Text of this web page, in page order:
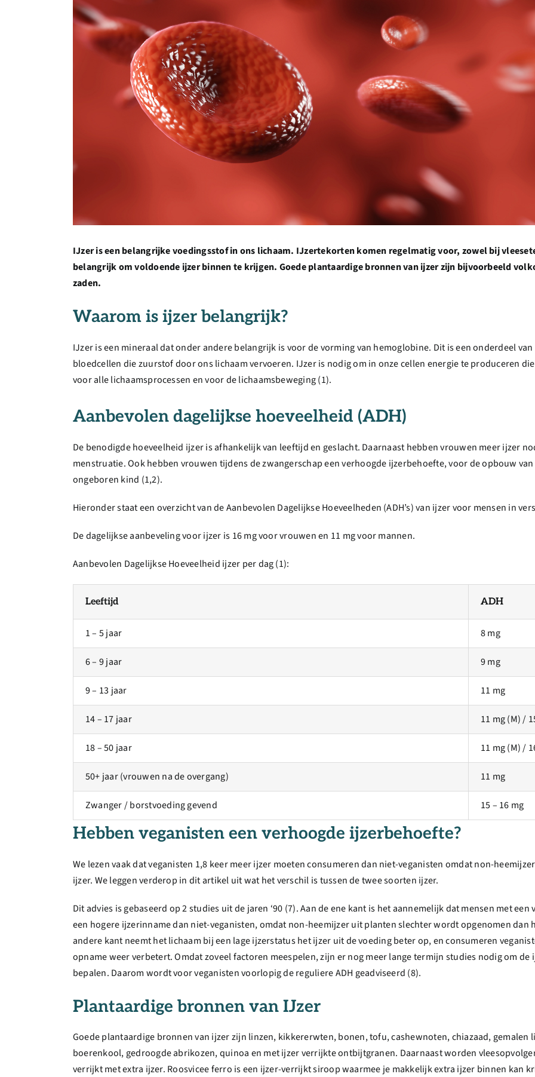
IJzer is een belangrijke voedingsstof in ons lichaam. IJzertekorten komen regelmatig voor, zowel bij
belangrijk om voldoende ijzer binnen te krijgen. Goede plantaardige bronnen van ijzer zijn bijvoorbeeld
zaden.
Waarom is ijzer belangrijk?
IJzer is een mineraal dat onder andere belangrijk is voor de vorming van hemoglobine. Dit is een onderdeel
bloedcellen die zuurstof door ons lichaam vervoeren. IJzer is nodig om in onze cellen energie te produceren
voor alle lichaamsprocessen en voor de lichaamsbeweging (1).
Aanbevolen dagelijkse hoeveelheid (ADH)
De benodigde hoeveelheid ijzer is afhankelijk van leeftijd en geslacht. Daarnaast hebben vrouwen meer ijzer
menstruatie. Ook hebben vrouwen tijdens de zwangerschap een verhoogde ijzerbehoefte, voor de opbouw
ongeboren kind (1,2).
Hieronder staat een overzicht van de Aanbevolen Dagelijkse Hoeveelheden (ADH’s) van ijzer voor mensen in
De dagelijkse aanbeveling voor ijzer is 16 mg voor vrouwen en 11 mg voor mannen.
Aanbevolen Dagelijkse Hoeveelheid ijzer per dag (1):
Leeftijd ADH
1 – 5 jaar 8 mg
6 – 9 jaar 9 mg
9 – 13 jaar 11 mg
14 – 17 jaar 11 mg (M) /
18 – 50 jaar 11 mg (M) /
50+ jaar (vrouwen na de overgang) 11 mg
Zwanger / borstvoeding gevend 15 – 16 mg
Hebben veganisten een verhoogde ijzerbehoefte?
We lezen vaak dat veganisten 1,8 keer meer ijzer moeten consumeren dan niet-veganisten omdat non-
ijzer. We leggen verderop in dit artikel uit wat het verschil is tussen de twee soorten ijzer.
Dit advies is gebaseerd op 2 studies uit de jaren ‘90 (7). Aan de ene kant is het aannemelijk dat mensen met
een hogere ijzerinname dan niet-veganisten, omdat non-heemijzer uit planten slechter wordt opgenomen
andere kant neemt het lichaam bij een lage ijzerstatus het ijzer uit de voeding beter op, en consumeren
opname weer verbetert. Omdat zoveel factoren meespelen, zijn er nog meer lange termijn studies nodig om
bepalen. Daarom wordt voor veganisten voorlopig de reguliere ADH geadviseerd (8).
Plantaardige bronnen van IJzer
Goede plantaardige bronnen van ijzer zijn linzen, kikkererwten, bonen, tofu, cashewnoten, chiazaad,
boerenkool, gedroogde abrikozen, quinoa en met ijzer verrijkte ontbijtgranen. Daarnaast worden
verrijkt met extra ijzer. Roosvicee ferro is een ijzer-verrijkt siroop waarmee je makkelijk extra ijzer binnen kan